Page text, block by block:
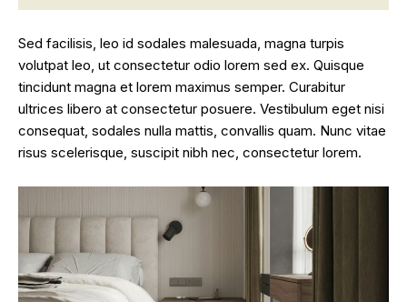
Sed facilisis, leo id sodales malesuada, magna turpis
volutpat leo, ut consectetur odio lorem sed ex. Quisque
tincidunt magna et lorem maximus semper. Curabitur
ultrices libero at consectetur posuere. Vestibulum eget nisi
consequat, sodales nulla mattis, convallis quam. Nunc vitae
risus scelerisque, suscipit nibh nec, consectetur lorem.